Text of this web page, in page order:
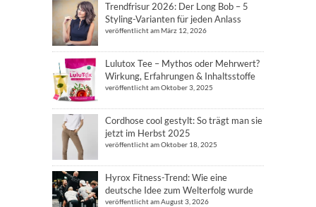
Trendfrisur 2026: Der Long Bob – 5
Styling-Varianten für jeden Anlass
veröffentlicht am März 12, 2026
Lulutox Tee – Mythos oder Mehrwert?
Wirkung, Erfahrungen & Inhaltsstoffe
veröffentlicht am Oktober 3, 2025
Cordhose cool gestylt: So trägt man sie
jetzt im Herbst 2025
veröffentlicht am Oktober 18, 2025
Hyrox Fitness-Trend: Wie eine
deutsche Idee zum Welterfolg wurde
veröffentlicht am August 3, 2026